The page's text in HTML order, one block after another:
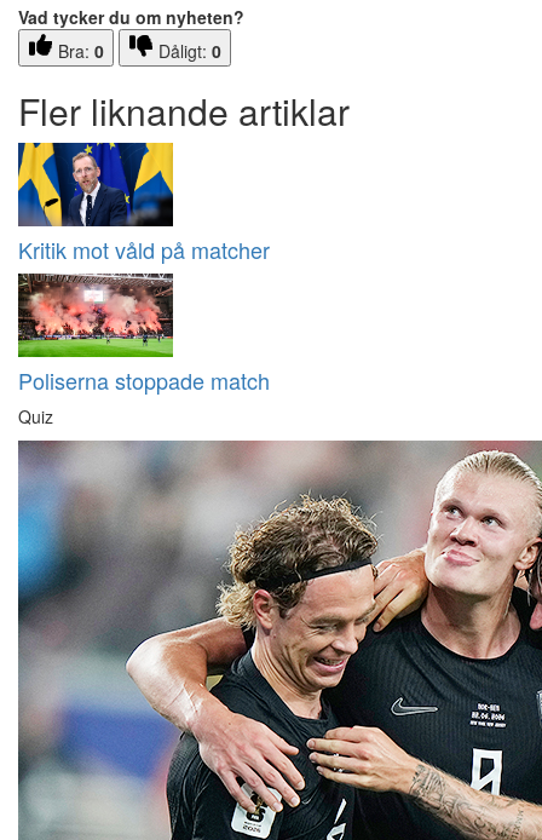
Vad tycker du om nyheten?
Bra: 0 Dåligt: 0
Fler liknande artiklar
Kritik mot våld på matcher
Poliserna stoppade match
Quiz